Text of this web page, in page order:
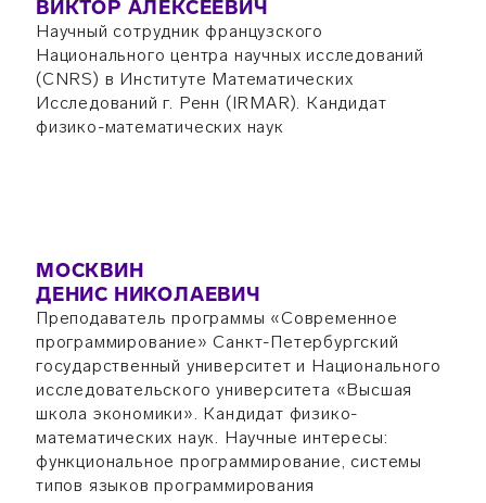
ВИКТОР АЛЕКСЕЕВИЧ
Научный сотрудник французского
Национального центра научных исследований
(CNRS) в Институте Математических
Исследований г. Ренн (IRMAR). Кандидат
физико-математических наук
МОСКВИН
ДЕНИС НИКОЛАЕВИЧ
Преподаватель программы «Современное
программирование» Санкт-Петербургский
государственный университет и Национального
исследовательского университета «Высшая
школа экономики». Кандидат физико-
математических наук. Научные интересы:
функциональное программирование, системы
типов языков программирования